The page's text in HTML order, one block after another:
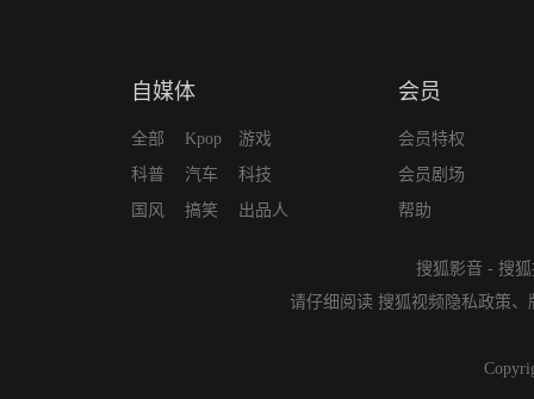
自媒体
全部
科普
国风
Kpop
汽车
搞笑
游戏
科技
出品人
会员
会员特权
会员剧场
帮助
搜狐影音 - 搜
请仔细阅读 搜狐视频隐私政策、